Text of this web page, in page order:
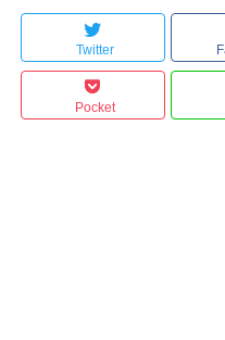
Twitter
Pocket